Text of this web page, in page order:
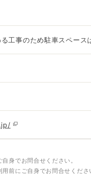
工事のため駐車スペース
身でお問合せください。
前にご自身でお問合せくださ